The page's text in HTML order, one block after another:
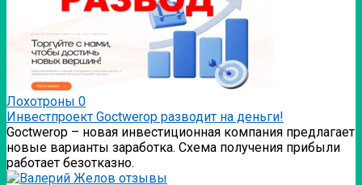
Лохотроны 0
Инвестпроект Goctwerop разводит на деньги!
Goctwerop – новая инвестиционная компания предлагает
новые варианты заработка. Схема получения прибыли
работает безотказно.